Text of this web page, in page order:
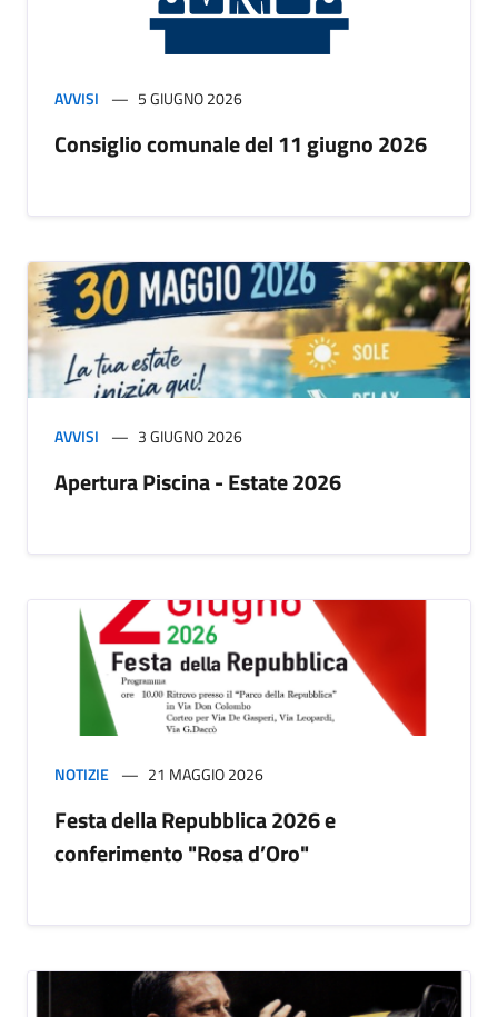
AVVISI 5 GIUGNO 2026
Consiglio comunale del 11 giugno 2026
AVVISI 3 GIUGNO 2026
Apertura Piscina - Estate 2026
NOTIZIE 21 MAGGIO 2026
Festa della Repubblica 2026 e
conferimento "Rosa d’Oro"